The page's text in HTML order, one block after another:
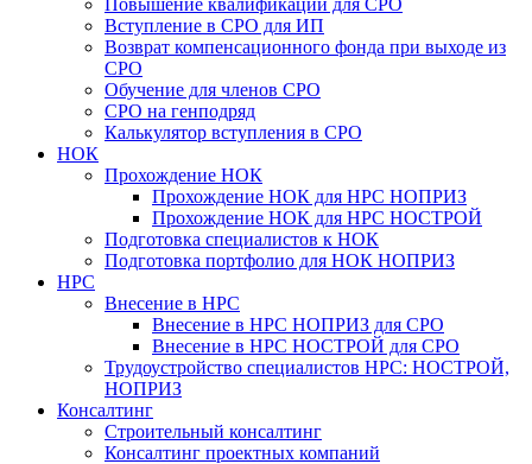
Повышение квалификации для СРО
Вступление в СРО для ИП
Возврат компенсационного фонда при выходе из
СРО
Обучение для членов СРО
СРО на генподряд
Калькулятор вступления в СРО
НОК
Прохождение НОК
Прохождение НОК для НРС НОПРИЗ
Прохождение НОК для НРС НОСТРОЙ
Подготовка специалистов к НОК
Подготовка портфолио для НОК НОПРИЗ
НРС
Внесение в НРС
Внесение в НРС НОПРИЗ для СРО
Внесение в НРС НОСТРОЙ для СРО
Трудоустройство специалистов НРС: НОСТРОЙ,
НОПРИЗ
Консалтинг
Строительный консалтинг
Консалтинг проектных компаний